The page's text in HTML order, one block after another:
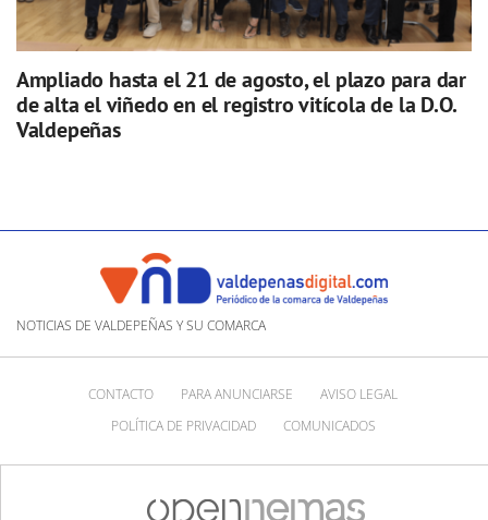
Ampliado hasta el 21 de agosto, el plazo para dar
de alta el viñedo en el registro vitícola de la D.O.
Valdepeñas
NOTICIAS DE VALDEPEÑAS Y SU COMARCA
CONTACTO PARA ANUNCIARSE
AVISO LEGAL
POLÍTICA DE PRIVACIDAD
COMUNICADOS